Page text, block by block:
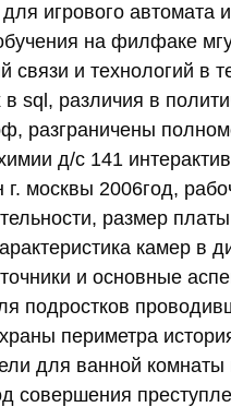
игрового
на филфаке
связи и технологий в
sql, различия в
разграничены
д/с 141
г. москвы 2006год,
размер
камер в
и основные
подростков
периметра
для ванной комнаты
совершения